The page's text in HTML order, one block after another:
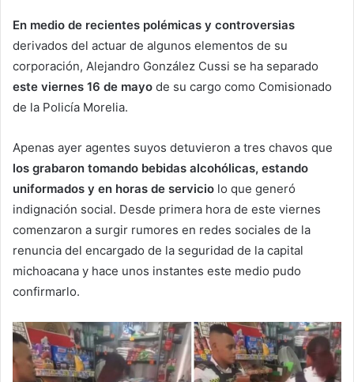
En medio de recientes polémicas y controversias
derivados del actuar de algunos elementos de su
corporación, Alejandro González Cussi se ha separado
este viernes 16 de mayo de su cargo como Comisionado
de la Policía Morelia.
Apenas ayer agentes suyos detuvieron a tres chavos que
los grabaron tomando bebidas alcohólicas, estando
uniformados y en horas de servicio lo que generó
indignación social. Desde primera hora de este viernes
comenzaron a surgir rumores en redes sociales de la
renuncia del encargado de la seguridad de la capital
michoacana y hace unos instantes este medio pudo
confirmarlo.